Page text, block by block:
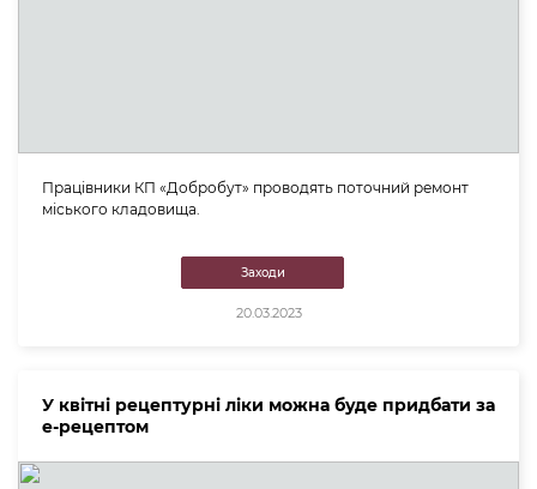
Працівники КП «Добробут» проводять поточний ремонт
міського кладовища.
Заходи
20.03.2023
У квітні рецептурні ліки можна буде придбати за
е-рецептом